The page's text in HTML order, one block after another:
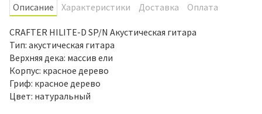
Oписание Характеристики Доставка Оплата
CRAFTER HILITE-D SP/N Акустическая гитара
Тип: акустическая гитара
Верхняя дека: массив ели
Корпус: красное дерево
Гриф: красное дерево
Цвет: натуральный